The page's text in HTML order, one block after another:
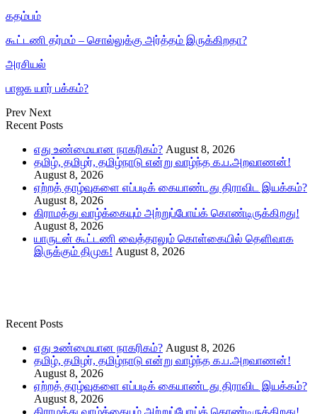
கதம்பம்
கூட்டணி தர்மம் – சொல்லுக்கு அர்த்தம் இருக்கிறதா?
அரசியல்
பாஜக யார் பக்கம்?
Prev Next
Recent Posts
எது உண்மையான நாகரிகம்? August 8, 2026
தமிழ், தமிழர், தமிழ்நாடு என்று வாழ்ந்த க.ப.அறவாணன்!
August 8, 2026
ஏற்றத் தாழ்வுகளை எப்படிக் கையாண்டது திராவிட இயக்கம்?
August 8, 2026
கிராமத்து வாழ்க்கையும் அற்றுப்போய்க் கொண்டிருக்கிறது!
August 8, 2026
யாருடன் கூட்டணி வைத்தாலும் கொள்கையில் தெளிவாக
இருக்கும் திமுக! August 8, 2026
Recent Posts
எது உண்மையான நாகரிகம்? August 8, 2026
தமிழ், தமிழர், தமிழ்நாடு என்று வாழ்ந்த க.ப.அறவாணன்!
August 8, 2026
ஏற்றத் தாழ்வுகளை எப்படிக் கையாண்டது திராவிட இயக்கம்?
August 8, 2026
கிராமத்து வாழ்க்கையும் அற்றுப்போய்க் கொண்டிருக்கிறது!